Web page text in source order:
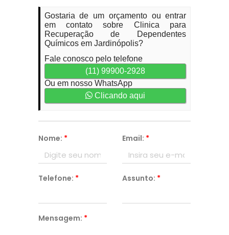
Gostaria de um orçamento ou entrar
em contato sobre Clinica para
Recuperação de Dependentes
Químicos em Jardinópolis?
Fale conosco pelo telefone
(11) 99900-2928
Ou em nosso WhatsApp
Clicando aqui
Nome: * Email: *
Telefone: * Assunto: *
Mensagem: *